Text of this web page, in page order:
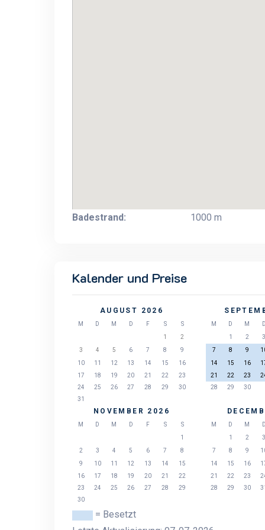
Badestrand: 1000 m
Kalender und Preise
AUGUST 2026
M D M D F S
S
1
2
3
4 5 6 7 8
9
10
11 12 13 14 15
16
17
18 19 20 21 22
23
24
25 26 27 28 29
30
31
M D M D
1
2 3
7
8 9
14
15 16
21
22 23
28
29 30
NOVEMBER 2026
M D M D F S
S
1
2
3 4 5 6 7
8
9
10 11 12 13 14
15
16
17 18 19 20 21
22
23
24 25 26 27 28
29
30
M D M D
1
2 3
7
8 9
14
15 16
21
22 23
28
29 30 31
= Besetzt